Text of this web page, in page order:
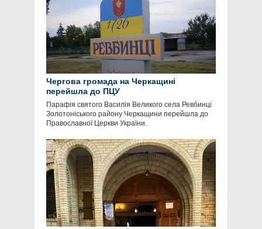
Чергова громада на Черкащині
перейшла до ПЦУ
Парафія святого Василія Великого села Ревбинці
Золотоніського району Черкащини перейшла до
Православної Церкви України.